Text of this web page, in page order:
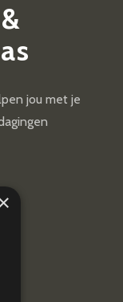
jou met je